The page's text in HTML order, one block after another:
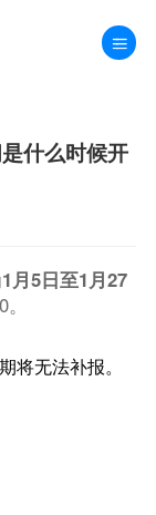
什么时候开
1月5日至1月27
将无法补报。